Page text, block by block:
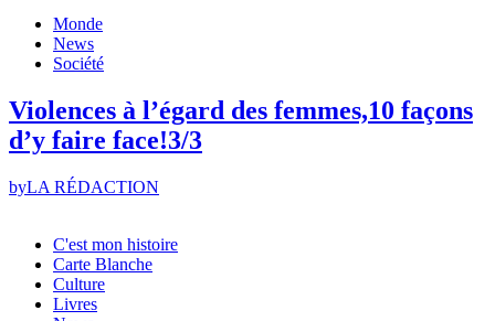
Monde
News
Société
Violences à l’égard des femmes,10 façons
d’y faire face!3/3
byLA RÉDACTION
C'est mon histoire
Carte Blanche
Culture
Livres